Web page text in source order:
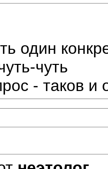
один
чуть
- таков и